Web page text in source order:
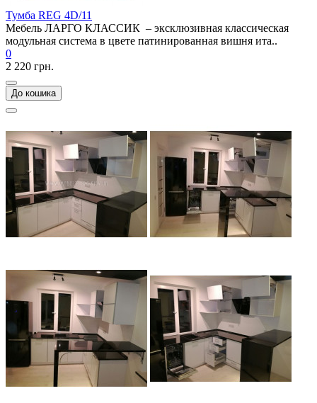
Тумба REG 4D/11
Мебель ЛАРГО КЛАССИК – эксклюзивная классическая
модульная система в цвете патинированная вишня ита..
0
2 220 грн.
До кошика